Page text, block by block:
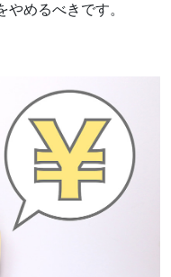
めるべきです。